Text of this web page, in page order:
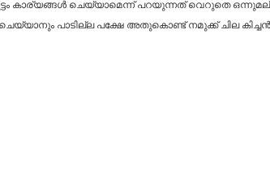
കാര്യങ്ങൾ ചെയ്യാമെന്ന് പറയുന്നത് വെറുതെ
പാടില്ല പക്ഷേ അതുകൊണ്ട് നമുക്ക് ചില